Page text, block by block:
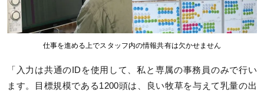
仕事を進める上でスタッフ内の情報共有は欠かせません
「入力は共通のIDを使用して、私と専属の事務員のみで行い
ます。目標規模である1200頭は、良い牧草を与えて乳量の出